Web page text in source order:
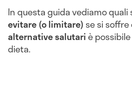
In questa guida vediamo quali
evitare (o limitare) se si
alternative salutariè
dieta.